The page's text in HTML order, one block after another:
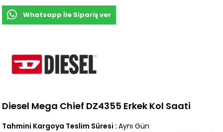
Whatsapp İle Sipariş ver
Diesel Mega Chief DZ4355 Erkek Kol Saati
Tahmini Kargoya Teslim Süresi : Aynı Gün